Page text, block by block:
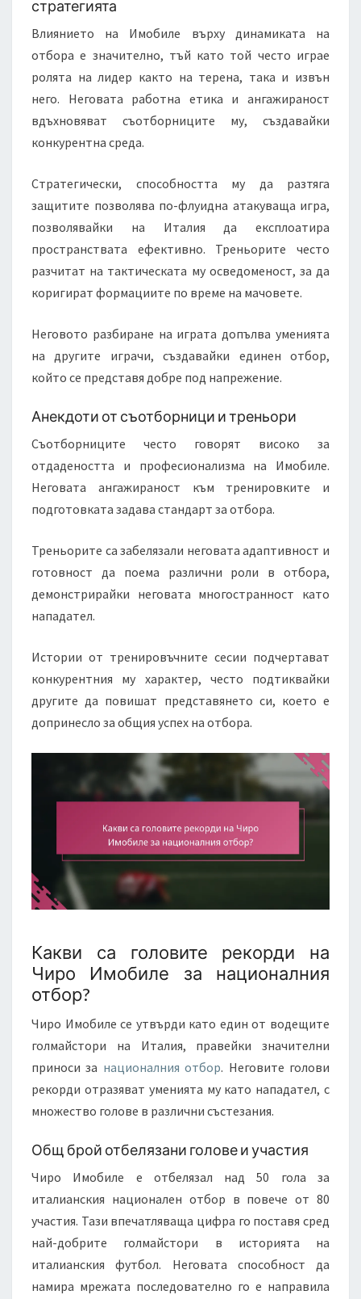
стратегията
Влиянието на Имобиле върху динамиката на
отбора е значително, тъй като той често играе
ролята на лидер както на терена, така и извън
него. Неговата работна етика и ангажираност
вдъхновяват съотборниците му, създавайки
конкурентна среда.
Стратегически, способността му да разтяга
защитите позволява по-флуидна атакуваща игра,
позволявайки на Италия да експлоатира
пространствата ефективно. Треньорите често
разчитат на тактическата му осведоменост, за да
коригират формациите по време на мачовете.
Неговото разбиране на играта допълва уменията
на другите играчи, създавайки единен отбор,
който се представя добре под напрежение.
Анекдоти от съотборници и треньори
Съотборниците често говорят високо за
отдадеността и професионализма на Имобиле.
Неговата ангажираност към тренировките и
подготовката задава стандарт за отбора.
Треньорите са забелязали неговата адаптивност и
готовност да поема различни роли в отбора,
демонстрирайки неговата многостранност като
нападател.
Истории от тренировъчните сесии подчертават
конкурентния му характер, често подтиквайки
другите да повишат представянето си, което е
допринесло за общия успех на отбора.
Какви са головите рекорди на
Чиро Имобиле за националния
отбор?
Чиро Имобиле се утвърди като един от водещите
голмайстори на Италия, правейки значителни
приноси за националния отбор. Неговите голови
рекорди отразяват уменията му като нападател, с
множество голове в различни състезания.
Общ брой отбелязани голове и участия
Чиро Имобиле е отбелязал над 50 гола за
италианския национален отбор в повече от 80
участия. Тази впечатляваща цифра го поставя сред
най-добрите голмайстори в историята на
италианския футбол. Неговата способност да
намира мрежата последователно го е направила